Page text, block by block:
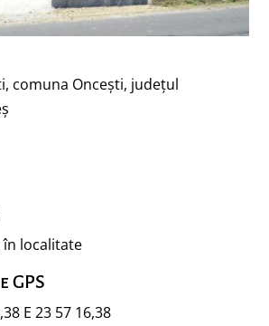
comuna Oncești, județul
localitate
GPS
E 23 57 16,38